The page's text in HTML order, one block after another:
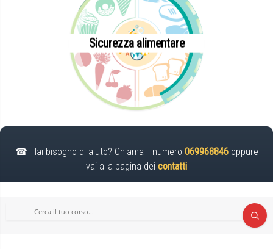
Sicurezza alimentare
Hai bisogno di aiuto? Chiama il numero 069968846oppure
vai alla pagina dei contatti